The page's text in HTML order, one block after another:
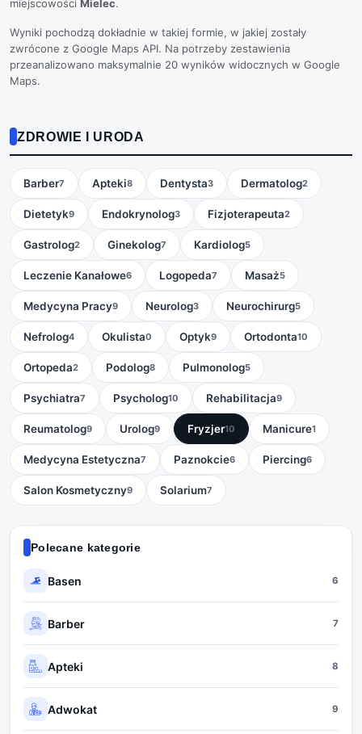
miejscowości Mielec.
Wyniki pochodzą dokładnie w takiej formie, w jakiej zostały
zwrócone z Google Maps API. Na potrzeby zestawienia
przeanalizowano maksymalnie 20 wyników widocznych w Google
Maps.
ZDROWIE I URODA
Barber7 Apteki8 Dentysta3 Dermatolog2
Dietetyk9 Endokrynolog3 Fizjoterapeuta2
Gastrolog2 Ginekolog7 Kardiolog5
Leczenie Kanałowe6 Logopeda7 Masaż5
Medycyna Pracy9 Neurolog3 Neurochirurg5
Nefrolog4 Okulista0 Optyk9 Ortodonta10
Ortopeda2 Podolog8 Pulmonolog5
Psychiatra7 Psycholog10 Rehabilitacja9
Reumatolog9 Urolog9 Fryzjer10 Manicure1
Medycyna Estetyczna7 Paznokcie6 Piercing6
Salon Kosmetyczny9 Solarium7
Polecane kategorie
Basen 6
Barber 7
Apteki 8
Adwokat 9